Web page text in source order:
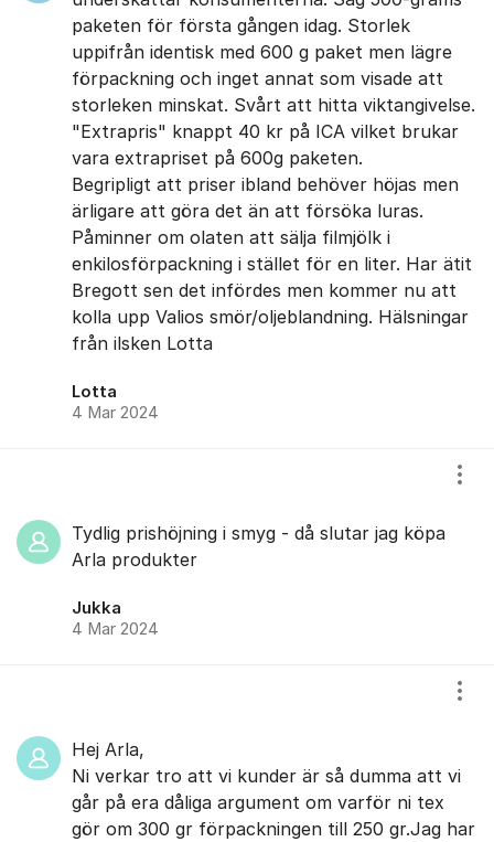
paketen för första gången idag. Storlek
uppifrån identisk med 600 g paket men lägre
förpackning och inget annat som visade att
storleken minskat. Svårt att hitta viktangivelse.
"Extrapris" knappt 40 kr på ICA vilket brukar
vara extrapriset på 600g paketen.
Begripligt att priser ibland behöver höjas men
ärligare att göra det än att försöka luras.
Påminner om olaten att sälja filmjölk i
enkilosförpackning i stället för en liter. Har ätit
Bregott sen det infördes men kommer nu att
kolla upp Valios smör/oljeblandning. Hälsningar
från ilsken Lotta
Lotta
4 Mar 2024
Tydlig prishöjning i smyg - då slutar jag köpa
Arla produkter
Jukka
4 Mar 2024
Hej Arla,
Ni verkar tro att vi kunder är så dumma att vi
går på era dåliga argument om varför ni tex
gör om 300 gr förpackningen till 250 gr.Jag har